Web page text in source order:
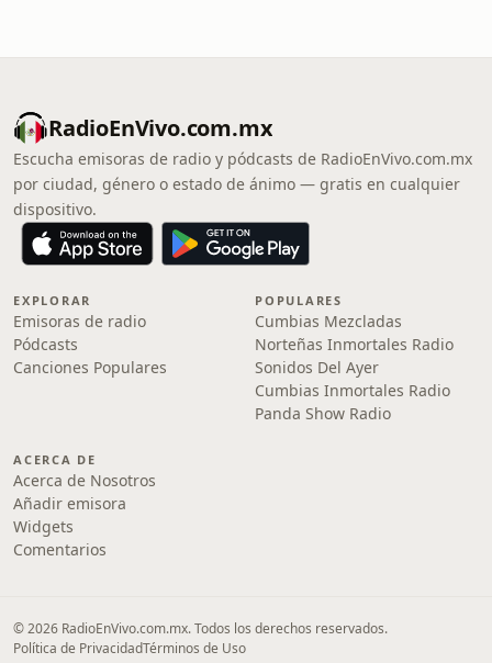
RadioEnVivo.com.mx
Escucha emisoras de radio y pódcasts de RadioEnVivo.com.mx
por ciudad, género o estado de ánimo — gratis en cualquier
dispositivo.
EXPLORAR
Emisoras de radio
Pódcasts
Canciones Populares
POPULARES
Cumbias Mezcladas
Norteñas Inmortales Radio
Sonidos Del Ayer
Cumbias Inmortales Radio
Panda Show Radio
ACERCA DE
Acerca de Nosotros
Añadir emisora
Widgets
Comentarios
© 2026 RadioEnVivo.com.mx. Todos los derechos reservados.
Política de PrivacidadTérminos de Uso